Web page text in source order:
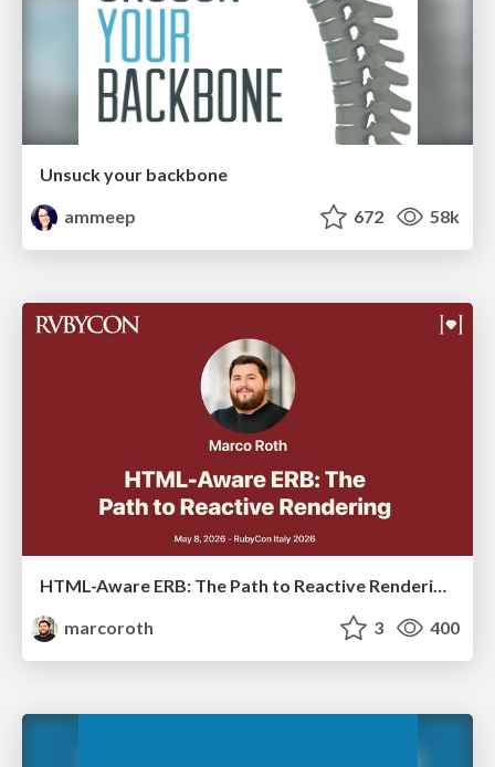
Unsuck your backbone
ammeep
672 58k
HTML-Aware ERB: The Path to Reactive Rendering @ RubyCon 2026, Rimini, Italy
marcoroth
3 400